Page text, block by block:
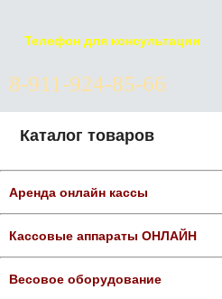
Телефон для консультации
8-911-924-85-66
Каталог товаров
Аренда онлайн кассы
Кассовые аппараты ОНЛАЙН
Весовое оборудование